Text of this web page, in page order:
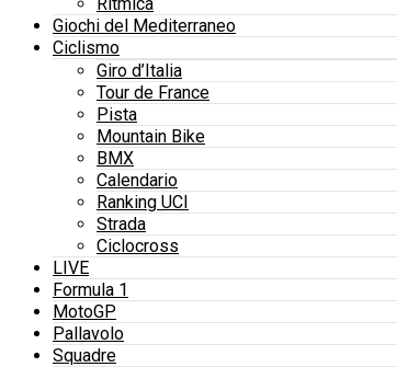
Giochi del Mediterraneo
Ciclismo
Giro d’Italia
Tour de France
Pista
Mountain Bike
BMX
Calendario
Ranking UCI
Strada
Ciclocross
LIVE
Formula 1
MotoGP
Pallavolo
Squadre